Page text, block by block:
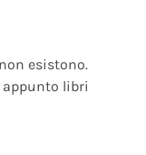
esistono.
appunto libri